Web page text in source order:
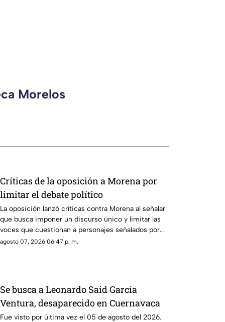
Morelos
Críticas de la oposición a Morena por
limitar el debate político
La oposición lanzó críticas contra Morena al señalar
que busca imponer un discurso único y limitar las
voces que cuestionan a personajes señalados por
presuntos vínculos con la narcopolítica de la 4T.
agosto 07, 2026 06:47 p. m.
Se busca a Leonardo Said García
Ventura, desaparecido en Cuernavaca
Fue visto por última vez el 05 de agosto del 2026.